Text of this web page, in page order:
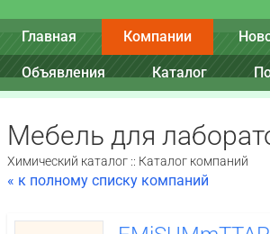
Главная Компании
Объявления Каталог
Мебель для
Химический каталог :: Каталог компаний
« к полному списку компаний